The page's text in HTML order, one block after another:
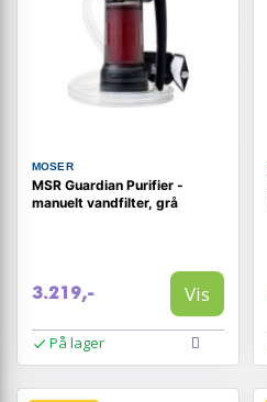
MOSER
MSR Guardian Purifier -
manuelt vandfilter, grå
3.219,- Vis
På lager